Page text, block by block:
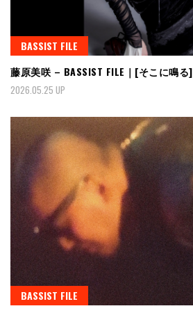
BASSIST FILE
藤原美咲 – BASSIST FILE｜[そこに鳴る]
2026.05.25 UP
BASSIST FILE